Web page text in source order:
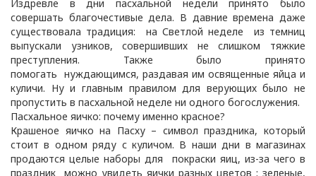
Издревле в дни пасхальной недели принято было
совершать благочестивые дела. В давние времена даже
существовала традиция: на Светлой неделе из темниц
выпускали узников, совершивших не слишком тяжкие
преступления. Также было принято
помогать нуждающимся, раздавая им освященные яйца и
куличи. Ну и главным правилом для верующих было не
пропустить в пасхальной неделе ни одного богослужения.
Пасхальное яичко: почему именно красное?
Крашеное яичко на Пасху – символ праздника, который
стоит в одном ряду с куличом. В наши дни в магазинах
продаются целые наборы для покраски яиц, из-за чего в
праздник можно увидеть яички разных цветов ; зеленые,